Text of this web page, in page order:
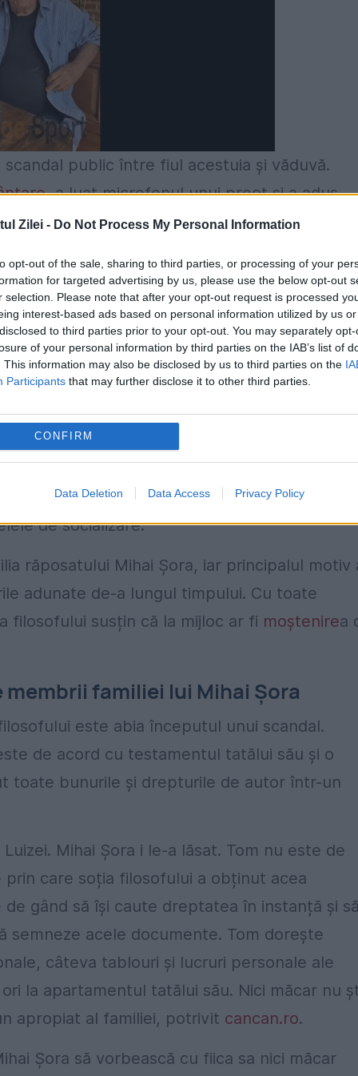
Zilei - Do Not Process My Personal Information
opt-out of the sale, sharing to third parties, or processing of your
for targeted advertising by us, please use the below opt-out
selection. Please note that after your opt-out request is processed
interest-based ads based on personal information utilized by us
to third parties prior to your opt-out. You may separately
of your personal information by third parties on the IAB’s list of
This information may also be disclosed by us to third parties on the
Participants that may further disclose it to other third parties.
CONFIRM
Data Deletion Data Access Privacy Policy
scandal public între fiul acestuia și văduvă.
, a luat microfonul unui preot și a adus
Fiul spune că văduva ar fi de vină pentru
mai mult, Toma susține că a aflat despre
lungă carieră de filosof și eseist. Vestea
care a postat un mesaj emoționant pe
niciun fel de informații cu privire la modul și
prieteni, și academicieni veniți din toate
militare nu au lipsit de la ceremonie, însă
la acuzațiile lui Toma Șora în timpul
de socializare.
răposatului Mihai Șora, iar principalul motiv
adunate de-a lungul timpului. Cu toate
filosofului susțin că la mijloc ar fi moștenirea
familiei lui Mihai Șora
este abia începutul unui scandal.
de acord cu testamentul tatălui său și o
toate bunurile și drepturile de autor într-un
Mihai Șora i le-a lăsat. Tom nu este de
care soția filosofului a obținut acea
gând să își caute dreptatea în instanță și să
semneze acele documente. Tom dorește
câteva tablouri și lucruri personale ale
la apartamentul tatălui său. Nici măcar nu
apropiat al familiei, potrivit cancan.ro.
Șora să vorbească cu fiica sa nici măcar